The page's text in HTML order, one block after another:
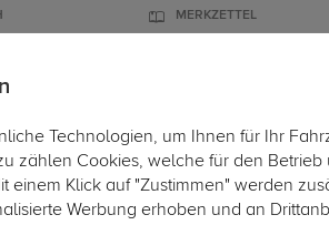
MERKZETTEL
FAHRRADTRÄGER ZUBEHÖR
Technologien, um Ihnen für Ihr
zählen Cookies, welche für den Betrieb
einem Klick auf "Zustimmen" werden
Werbung erhoben und an